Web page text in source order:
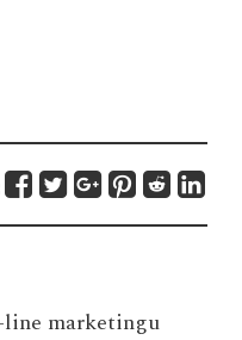
line marketingu